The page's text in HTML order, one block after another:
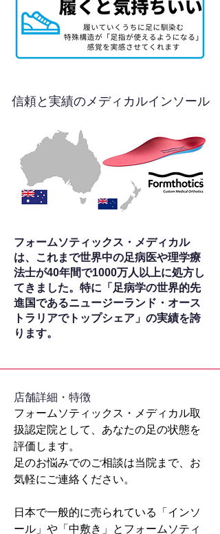
信頼と実績のメディカルインソール
フォームソティックス・メディカル
は、これまで世界中の足病医や理学療
法士が40年間で1000万人以上に処方し
てきました。特に「足病学の世界的先
進国であるニュージーランド・オース
トラリアでトップシェア」の実績を誇
ります。
​店舗詳細・特徴
フォームソティックス・メディカル取
扱認定院として、あなたの足の状態を
評価します。
足のお悩みでのご相談は当院まで、お
気軽にご連絡ください。
日本で一般的に売られている「インソ
ール」や「中敷き」とフォームソティ